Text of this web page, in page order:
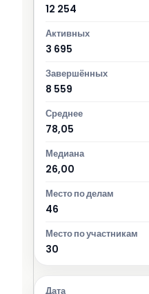
12 254
3 695
8 559
78,05
26,00
46
30